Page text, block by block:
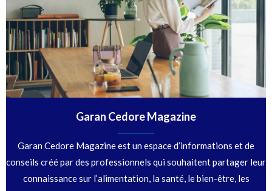
Garan Cedore Magazine
Garan Cedore Magazine est un espace d’informations et de
conseils créé par des professionnels qui souhaitent partager leur
connaissance sur l’alimentation, la santé, le bien-être, les